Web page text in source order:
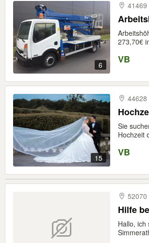
6
41469
273,70€
VB
15
44628
Sie
Hochzeit
VB
52070
Hilfe
Hallo,